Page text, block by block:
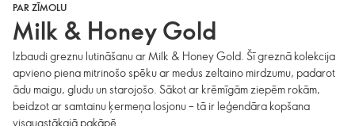
PAR ZĪMOLU
Milk & Honey Gold
Izbaudi greznu lutināšanu ar Milk & Honey Gold. Šī greznā kolekcija
apvieno piena mitrinošo spēku ar medus zeltaino mirdzumu, padarot
ādu maigu, gludu un starojošo. Sākot ar krēmīgām ziepēm rokām,
beidzot ar samtainu ķermeņa losjonu – tā ir leģendāra kopšana
visaugstākajā pakāpē.